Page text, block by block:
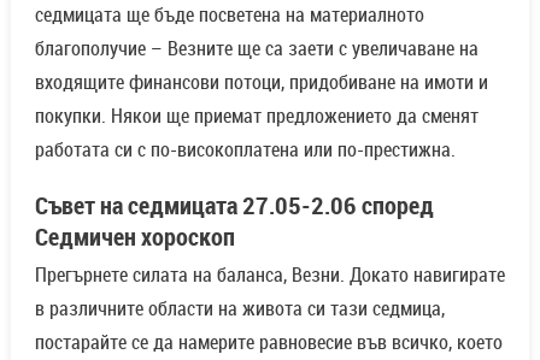
седмицата ще бъде посветена на материалното
благополучие – Везните ще са заети с увеличаване на
входящите финансови потоци, придобиване на имоти и
покупки. Някои ще приемат предложението да сменят
работата си с по-високоплатена или по-престижна.
Съвет на седмицата 27.05-2.06 според
Седмичен хороскоп
Прегърнете силата на баланса, Везни. Докато навигирате
в различните области на живота си тази седмица,
постарайте се да намерите равновесие във всичко, което